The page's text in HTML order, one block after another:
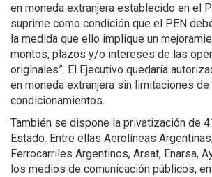
en moneda extranjera establecido en el
suprime como condición que el PEN
la medida que ello implique un
montos, plazos y/o intereses de las
originales”. El Ejecutivo quedaría
en moneda extranjera sin limitaciones de
condicionamientos.
También se dispone la privatización de
Estado. Entre ellas Aerolíneas
Ferrocarriles Argentinos, Arsat, Enarsa,
los medios de comunicación públicos,